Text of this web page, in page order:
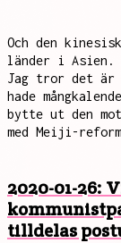
Och den
länder i Asien.
Jag tror det är
hade
bytte ut den
med Meiji-
2020-01-26:
tilldelas